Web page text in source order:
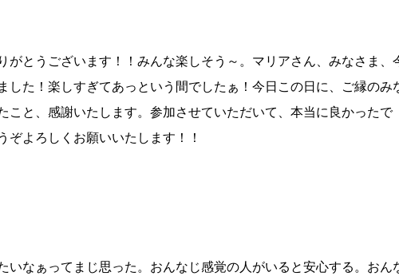
がとうございます！！みんな楽しそう～。マリアさん、みなさま、
した！楽しすぎてあっという間でしたぁ！今日この日に、ご縁のみ
こと、感謝いたします。参加させていただいて、本当に良かったで
よろしくお願いいたします！！
いなぁってまじ思った。おんなじ感覚の人がいると安心する。おん